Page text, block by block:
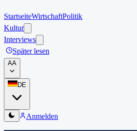
StartseiteWirtschaftPolitik
Kultur
Interviews
Später lesen
AA
DE
Anmelden